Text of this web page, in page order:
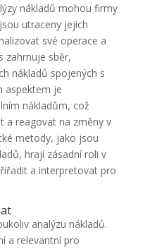
nákladů mohou firmy
utraceny jejich
své operace a
zahrnuje sběr,
nákladů spojených s
aspektem je
nákladům, což
a reagovat na změny v
metody, jako jsou
hrají zásadní roli v
a interpretovat pro
analýzu nákladů.
a relevantní pro